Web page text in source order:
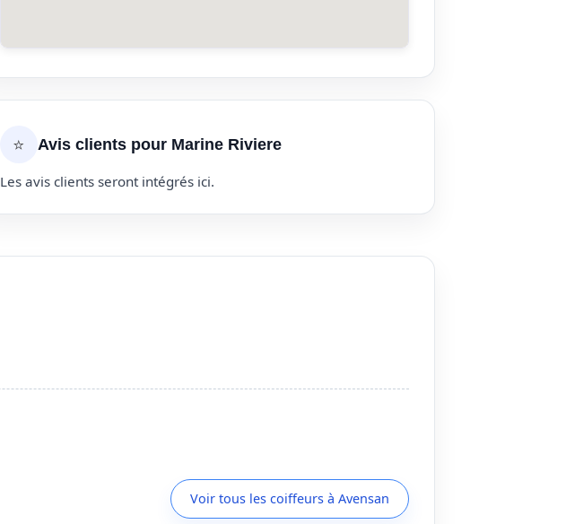
⭐ Avis clients pour Marine Riviere
Les avis clients seront intégrés ici.
Voir tous les coiffeurs à Avensan